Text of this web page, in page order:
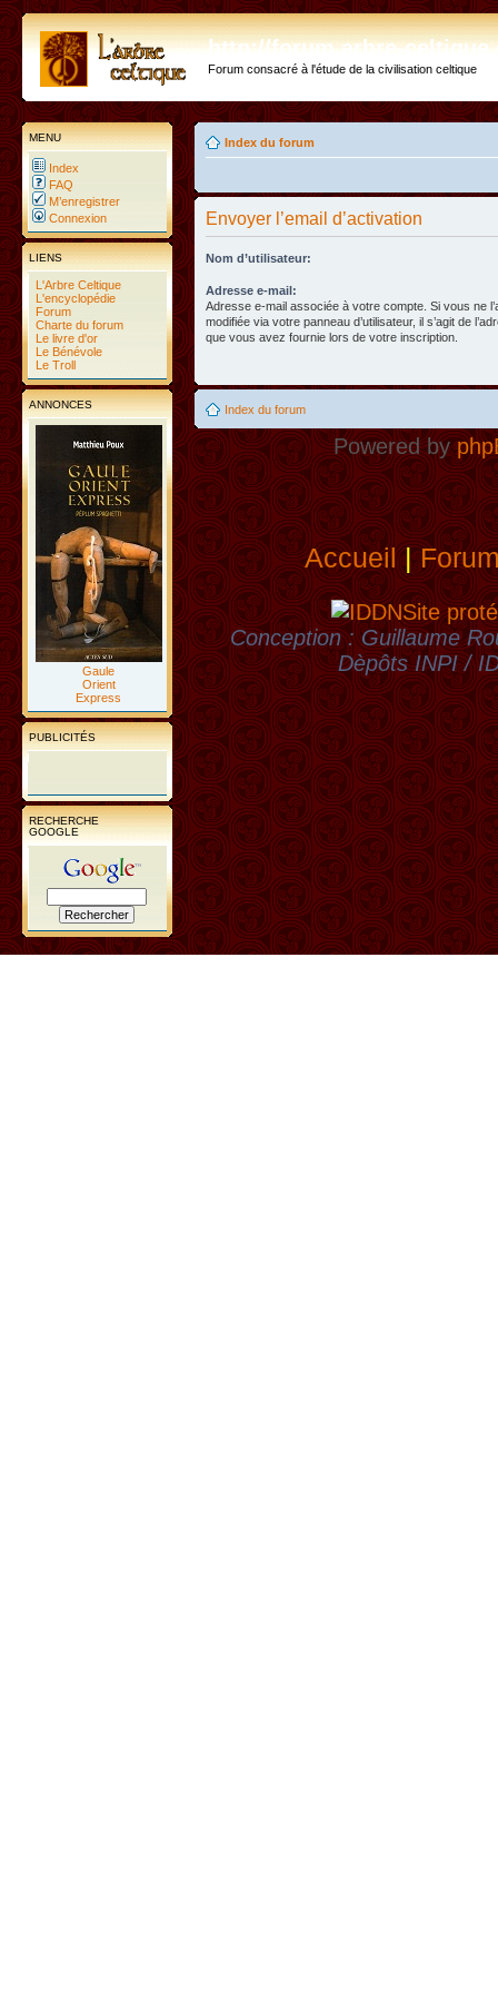
http://forum.arbre-
Forum consacré à l'étude de la civilisation celtique
MENU
Index
FAQ
M’enregistrer
Connexion
LIENS
L'Arbre Celtique
L'encyclopédie
Forum
Charte du forum
Le livre d'or
Le Bénévole
Le Troll
ANNONCES
Gaule
Orient
Express
PUBLICITÉS
RECHERCHE
GOOGLE
Index du forum
Envoyer l’email d’activation
Nom d’utilisateur:
Adresse e-mail:
Adresse e-mail associée à votre compte. Si vous ne
modifiée via votre panneau d’utilisateur, il s’agit de
que vous avez fournie lors de votre inscription.
Index du forum
Powered by
Accueil|
Site
Conception : Guillaume
Dèpôts INPI /